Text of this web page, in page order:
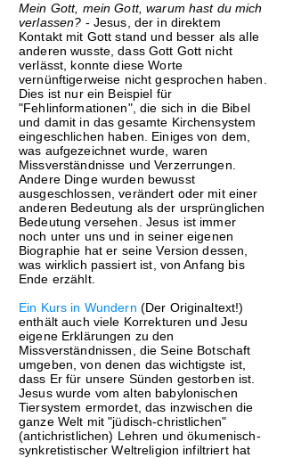
Mein Gott, mein Gott, warum hast du mich
verlassen? - Jesus, der in direktem
Kontakt mit Gott stand und besser als alle
anderen wusste, dass Gott Gott nicht
verlässt, konnte diese Worte
vernünftigerweise nicht gesprochen haben.
Dies ist nur ein Beispiel für
"Fehlinformationen", die sich in die Bibel
und damit in das gesamte Kirchensystem
eingeschlichen haben. Einiges von dem,
was aufgezeichnet wurde, waren
Missverständnisse und Verzerrungen.
Andere Dinge wurden bewusst
ausgeschlossen, verändert oder mit einer
anderen Bedeutung als der ursprünglichen
Bedeutung versehen. Jesus ist immer
noch unter uns und in seiner eigenen
Biographie hat er seine Version dessen,
was wirklich passiert ist, von Anfang bis
Ende erzählt.
Ein Kurs in Wundern (Der Originaltext!)
enthält auch viele Korrekturen und Jesu
eigene Erklärungen zu den
Missverständnissen, die Seine Botschaft
umgeben, von denen das wichtigste ist,
dass Er für unsere Sünden gestorben ist.
Jesus wurde vom alten babylonischen
Tiersystem ermordet, das inzwischen die
ganze Welt mit "jüdisch-christlichen"
(antichristlichen) Lehren und ökumenisch-
synkretistischer Weltreligion infiltriert hat